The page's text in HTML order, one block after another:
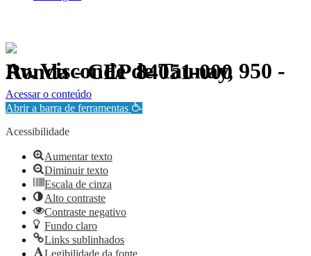
Av. Visconde de Taunay, 950 - Ronda - CEP 84051-000
Política de Privacidade.
Acessar o conteúdo
Abrir a barra de ferramentas
Acessibilidade
Aumentar texto
Diminuir texto
Escala de cinza
Alto contraste
Contraste negativo
Fundo claro
Links sublinhados